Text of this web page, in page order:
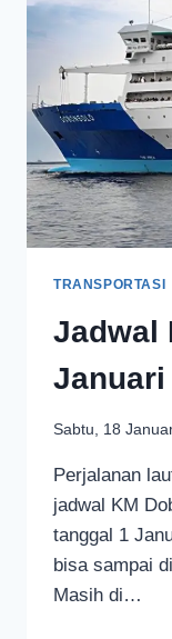
TRANSPORTASI
Jadwal
Januari
Sabtu, 18
Perjalanan
jadwal KM
tanggal 1
bisa sampai
Masih di…